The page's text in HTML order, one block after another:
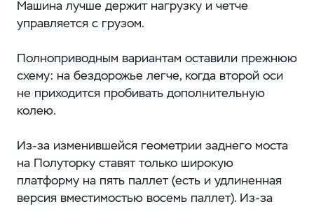
Машина лучше держит нагрузку и четче
управляется с грузом.
Полноприводным вариантам оставили прежнюю
схему: на бездорожье легче, когда второй оси
не приходится пробивать дополнительную
колею.
Из-за изменившейся геометрии заднего моста
на Полуторку ставят только широкую
платформу на пять паллет (есть и удлиненная
версия вместимостью восемь паллет). Из-за